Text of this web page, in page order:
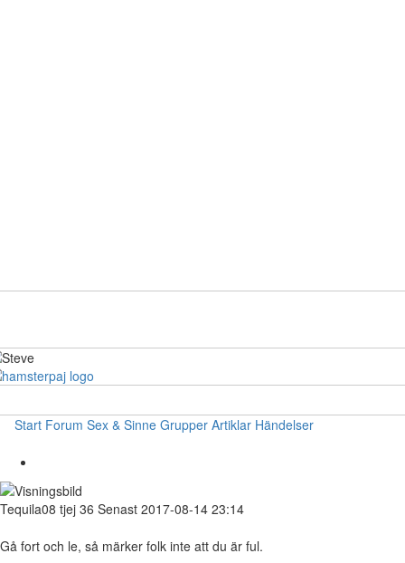
Start Forum Sex & Sinne Grupper Artiklar Händelser
Tequila08 tjej 36 Senast 2017-08-14 23:14
Gå fort och le, så märker folk inte att du är ful.